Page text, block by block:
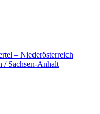
– Niederösterreich
/ Sachsen-Anhalt